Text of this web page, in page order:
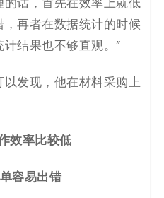
的话，首先在效率上就低
再者在数据统计的时候
结果也不够直观。”
发现，他在材料采购上
效率比较低
容易出错